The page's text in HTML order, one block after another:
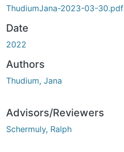
ThudiumJana-2023-03-30.pdf
Date
2022
Authors
Thudium, Jana
Advisors/Reviewers
Schermuly, Ralph